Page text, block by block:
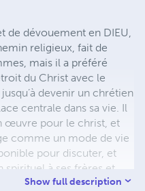
de dévouement en DIEU,
religieux, fait de
mais il a préféré
du Christ avec le
devenir un chrétien
centrale dans sa vie. Il
œuvre pour le christ, et
comme un mode de vie
pour discuter, et
spirituel à ses frères et
les livres dans tous les
Show full description